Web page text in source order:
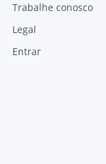
Trabalhe conosco
Legal
Entrar